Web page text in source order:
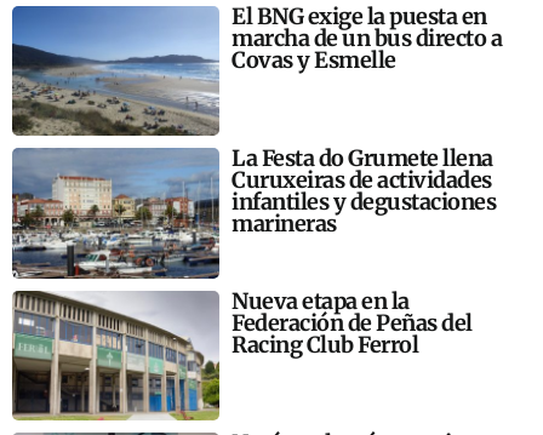
El BNG exige la puesta en
marcha de un bus directo a
Covas y Esmelle
La Festa do Grumete llena
Curuxeiras de actividades
infantiles y degustaciones
marineras
Nueva etapa en la
Federación de Peñas del
Racing Club Ferrol